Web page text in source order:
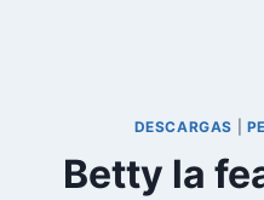
DESCARGAS
Betty la